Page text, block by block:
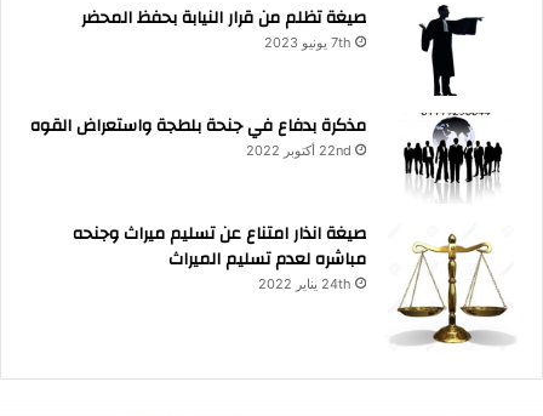
صيغة تظلم من قرار النيابة بحفظ المحضر
7th يونيو 2023
مذكرة بدفاع في جنحة بلطجة واستعراض القوه
22nd أكتوبر 2022
صيغة انذار امتناع عن تسليم ميراث وجنحه
مباشره لعدم تسليم الميراث
24th يناير 2022